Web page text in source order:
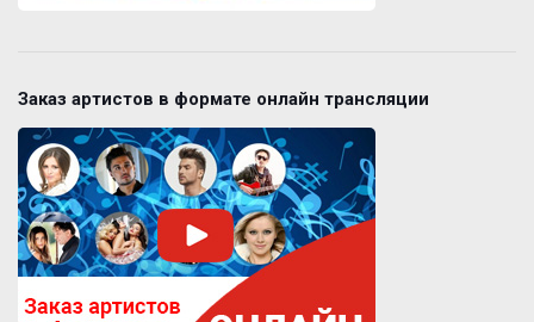
Заказ артистов в формате онлайн трансляции